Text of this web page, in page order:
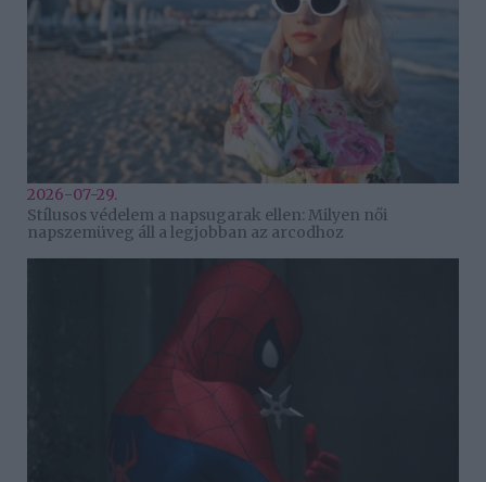
2026-07-29.
Stílusos védelem a napsugarak ellen: Milyen női
napszemüveg áll a legjobban az arcodhoz